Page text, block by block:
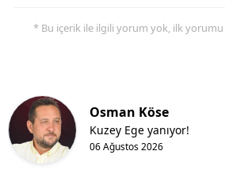
* Bu içerik ile ilgili yorum yok, ilk yorumu
Osman Köse
06 Ağustos 2026
Kuzey Ege yanıyor!